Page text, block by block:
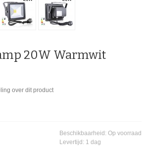
20W Warmwit
over dit product
Beschikbaarheid: Op voorraad
Levertijd: 1 dag